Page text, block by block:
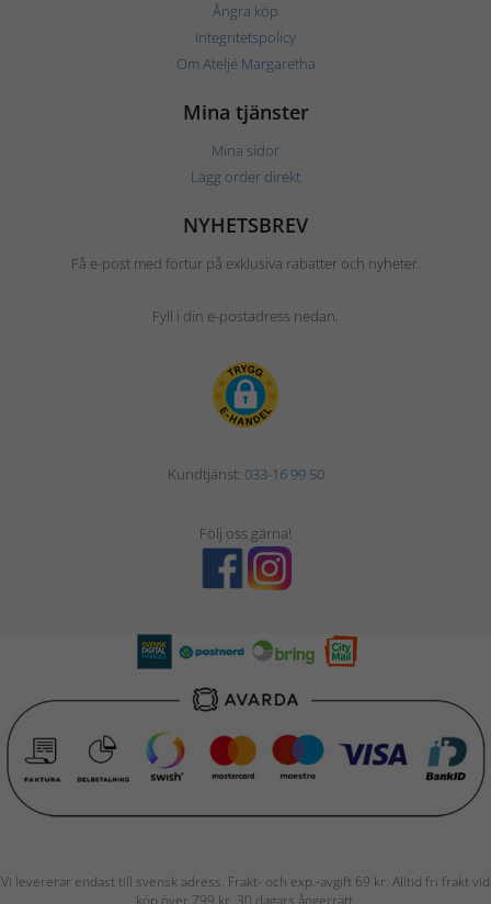
Ångra köp
Integritetspolicy
Om Ateljé Margaretha
Mina tjänster
Mina sidor
Lägg order direkt
NYHETSBREV
Få e-post med förtur på exklusiva rabatter och nyheter.
Fyll i din e-postadress nedan.
Kundtjänst: 033-16 99 50
Följ oss gärna!
Vi levererar endast till svensk adress. Frakt- och exp.-avgift 69 kr. Alltid fri frakt vid